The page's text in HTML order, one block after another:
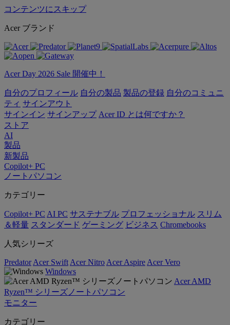
コンテンツにスキップ
Acer ブランド
Acer Day 2026 Sale 開催中！
自分のプロフィール 自分の製品 製品の登録 自分のコミュニ
ティ サインアウト
サインイン サインアップ Acer ID とは何ですか？
ストア
AI
製品
新製品
Copilot+ PC
ノートパソコン
カテゴリー
Copilot+ PC AI PC サステナブル プロフェッショナル スリム
＆軽量 スタンダード ゲーミング ビジネス Chromebooks
人気シリーズ
Predator Acer Swift Acer Nitro Acer Aspire Acer Vero
Windows
Acer AMD
Ryzen™ シリーズノートパソコン
モニター
カテゴリー